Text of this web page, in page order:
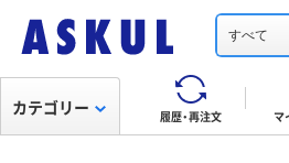
すべて
履歴・再注文 マ
カテゴリー